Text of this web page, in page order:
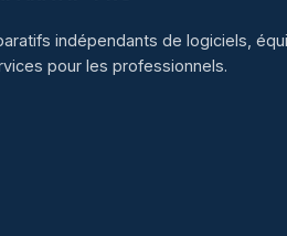
indépendants de logiciels,
pour les professionnels.